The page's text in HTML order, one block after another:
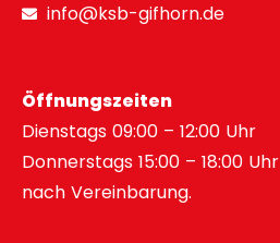
info@ksb-gifhorn.de
Öffnungszeiten
Dienstags 09:00 – 12:00 Uhr
Donnerstags 15:00 – 18:00 Uhr
nach Vereinbarung.